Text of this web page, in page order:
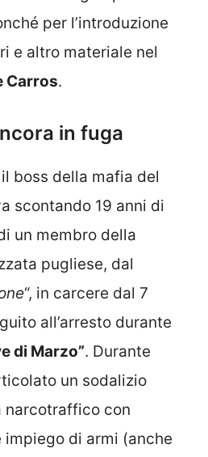
per l’introduzione
e altro materiale nel
Carros.
in fuga
boss della mafia del
scontando 19 anni di
un membro della
pugliese, dal
“, in carcere dal 7
all’arresto durante
di Marzo”. Durante
un sodalizio
narcotraffico con
impiego di armi (anche